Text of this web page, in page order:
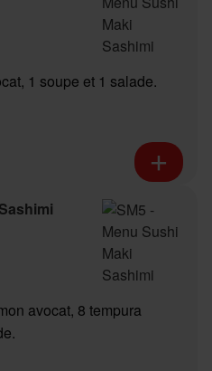
1 soupe et 1 salade.
avocat, 8 tempura